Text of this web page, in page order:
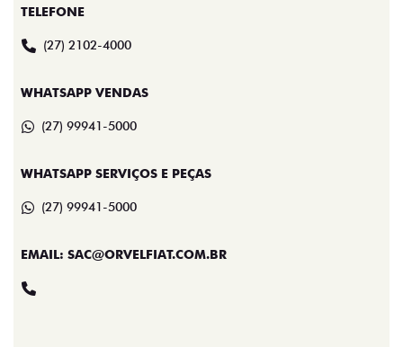
TELEFONE
(27) 2102-4000
WHATSAPP VENDAS
(27) 99941-5000
WHATSAPP SERVIÇOS E PEÇAS
(27) 99941-5000
EMAIL: SAC@ORVELFIAT.COM.BR